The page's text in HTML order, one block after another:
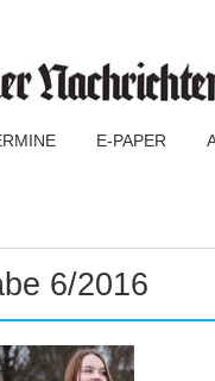
E-PAPER
6/2016